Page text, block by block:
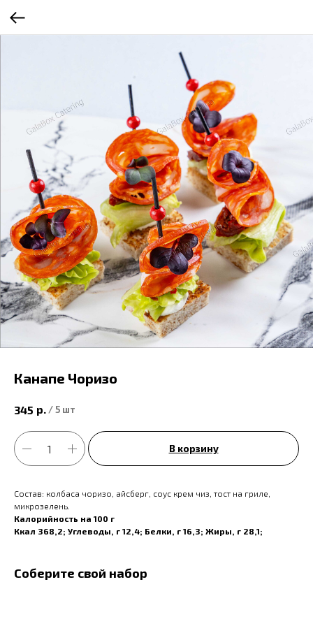
Канапе Чоризо
345 р. /5 шт
В корзину
Состав: колбаса чоризо, айсберг, соус крем чиз, тост на гриле,
микрозелень.
Калорийность на 100 г
Ккал 368,2; Углеводы, г 12,4; Белки, г 16,3; Жиры, г 28,1;
Соберите свой набор